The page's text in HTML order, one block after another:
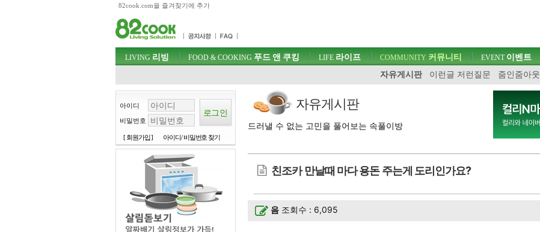
82cook.com을 즐겨찾기에 추가
주메뉴 바로가기
컨텐츠 바로가기
검색 바로가기
로그인 바로가기
주메뉴
LIVING 리빙 FOOD & COOKING 푸드 앤 쿠킹 LIFE 라이프 COMMUNITY 커뮤니티
자유게시판
이런글 저런질문 줌인줌아웃
EVENT이벤트
아이디
비밀번호
[ 회원가입 ] 아이디/ 비밀번호 찾기
자유게시판
드러낼 수 없는 고민을 풀어보는 속풀이방
친조카 만날때 마다 용돈 주는게 도리인가요?
음 조회수 : 6,095